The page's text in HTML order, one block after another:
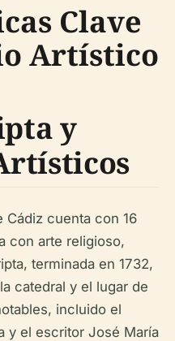
Clave
Artístico
y
Cádiz cuenta con 16
con arte religioso,
terminada en 1732,
catedral y el lugar de
incluido el
y el escritor José María